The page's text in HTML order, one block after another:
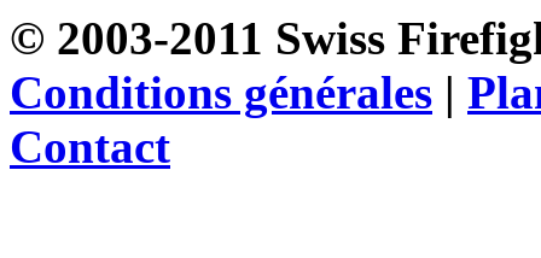
© 2003-2011 Swiss
Conditions générales |
Contact